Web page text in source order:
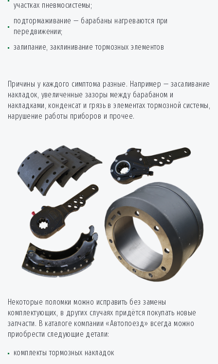
колодок на дисковых
тормозах 3 оси
от8550
Замена тормозных
Замена тормозных
накладок на одной оси
от 3375 *
Замена
Клепание тормозных
накладок
от3000 *
Протяжка резьбовых
соединений
от2850
Регулировка колодок от150
Регулировка тормозных
механизмов 1 ось
от 600
Снять-поставить
барабан
от450
Снять-поставить колесо от300
Снять-поставить
колодки
участках пневмосистемы;
подтормаживание — барабаны нагреваются при
передвижении;
залипание, заклинивание тормозных элементов
Причины у каждого симптома разные. Например — засаливание
накладок, увеличенные зазоры между барабаном и
накладками, конденсат и грязь в элементах тормозной системы,
нарушение работы приборов и прочее.
Некоторые поломки можно исправить без замены
комплектующих, в других случаях придётся покупать новые
запчасти. В каталоге компании «Автопоезд» всегда можно
приобрести следующие детали:
комплекты тормозных накладок